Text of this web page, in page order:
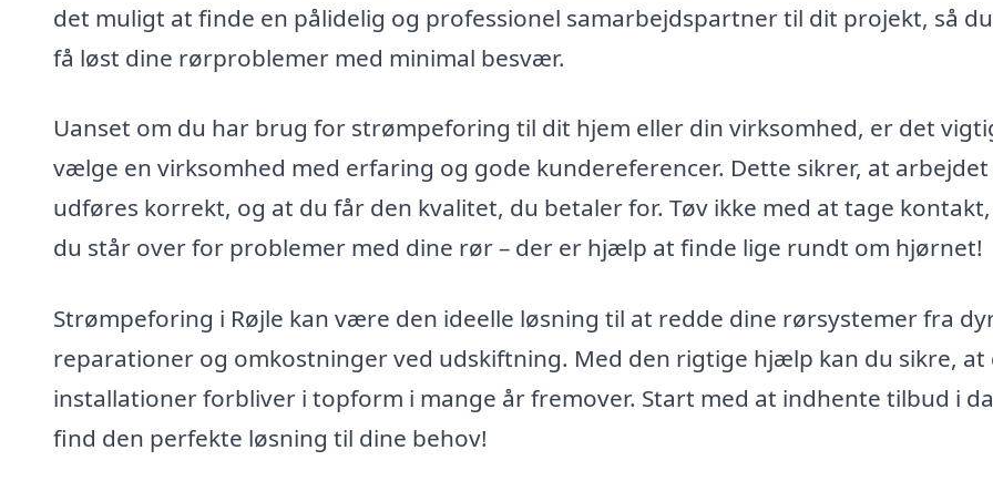
det muligt at finde en pålidelig og professionel samarbejdspartner til dit projekt, så
få løst dine rørproblemer med minimal besvær.
Uanset om du har brug for strømpeforing til dit hjem eller din virksomhed, er det
vælge en virksomhed med erfaring og gode kundereferencer. Dette sikrer, at arbejdet
udføres korrekt, og at du får den kvalitet, du betaler for. Tøv ikke med at tage
du står over for problemer med dine rør – der er hjælp at finde lige rundt om hjørnet!
Strømpeforing i Røjle kan være den ideelle løsning til at redde dine rørsystemer fra
reparationer og omkostninger ved udskiftning. Med den rigtige hjælp kan du sikre, at
installationer forbliver i topform i mange år fremover. Start med at indhente tilbud i
find den perfekte løsning til dine behov!